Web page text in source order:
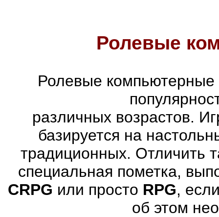
Ролевые
Ролевые компьютерные
различных возрастов.
базируется на
традиционных. Отличить
специальная пометка,
CRPG или просто RPG,
об этом